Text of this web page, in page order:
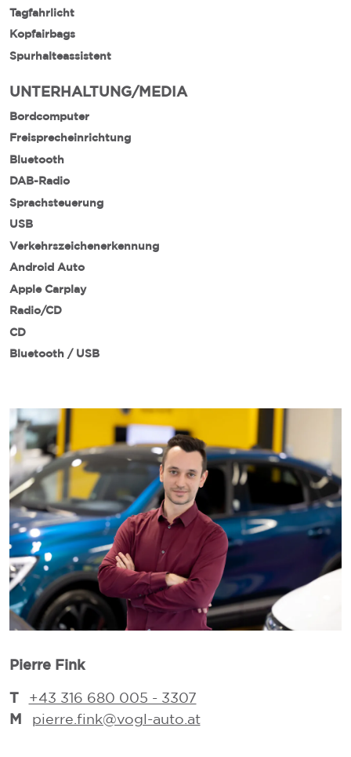
Tagfahrlicht
Kopfairbags
Spurhalteassistent
UNTERHALTUNG/MEDIA
Bordcomputer
Freisprecheinrichtung
Bluetooth
DAB-Radio
Sprachsteuerung
USB
Verkehrszeichenerkennung
Android Auto
Apple Carplay
Radio/CD
CD
Bluetooth / USB
Pierre Fink
T +43 316 680 005 - 3307
M pierre.fink@vogl-auto.at